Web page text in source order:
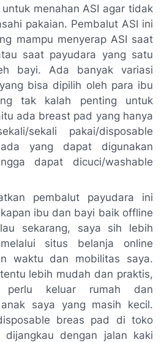
menahan ASI agar tidak
pakaian. Pembalut ASI ini
mampu menyerap ASI saat
saat payudara yang satu
bayi. Ada banyak variasi
yang bisa dipilih oleh para ibu
tak kalah penting untuk
ada breast pad yang hanya
sekali pakai/disposable
yang dapat digunakan
dapat dicuci/washable
pembalut payudara ini
ibu dan bayi baik offline
sekarang, saya sih lebih
situs belanja online
waktu dan mobilitas saya.
lebih mudah dan praktis,
keluar rumah dan
saya yang masih kecil.
breas pad di toko
dengan jalan kaki